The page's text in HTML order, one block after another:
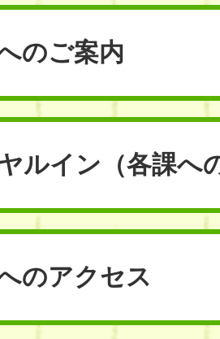
のご案内
ルイン （各課へ
のアクセス